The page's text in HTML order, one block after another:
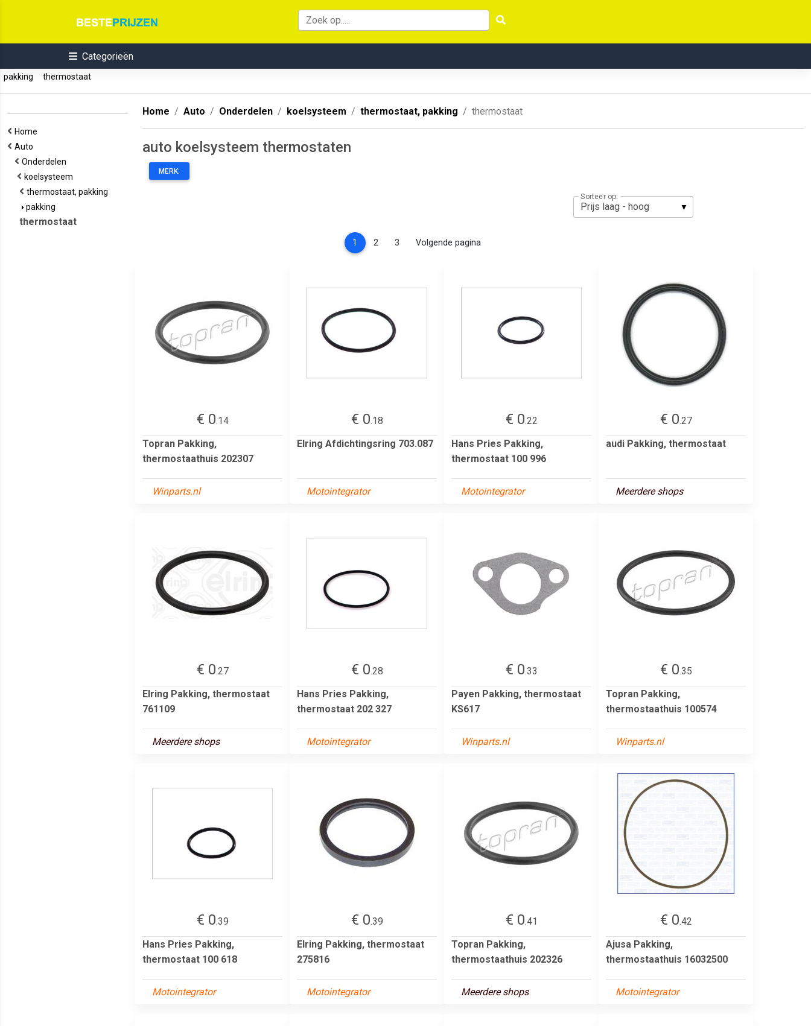
Categorieën
pakking thermostaat
Home
Auto
Onderdelen
koelsysteem
thermostaat, pakking
pakking
thermostaat
Home Auto Onderdelen koelsysteem thermostaat, pakking thermostaat
auto koelsysteem thermostaten
MERK:
Sorteer op:
1 (current)
2 3 Volgende pagina
€ 0.14
Topran Pakking,
thermostaathuis 202307
Winparts.nl
€ 0.18
Elring Afdichtingsring 703.087
Motointegrator
€ 0.22
Hans Pries Pakking,
thermostaat 100 996
Motointegrator
€ 0.27
audi Pakking, thermostaat
Meerdere shops
€ 0.27
Elring Pakking, thermostaat
761109
Meerdere shops
€ 0.28
Hans Pries Pakking,
thermostaat 202 327
Motointegrator
€ 0.33
Payen Pakking, thermostaat
KS617
Winparts.nl
€ 0.35
Topran Pakking,
thermostaathuis 100574
Winparts.nl
€ 0.39
Hans Pries Pakking,
thermostaat 100 618
Motointegrator
€ 0.39
Elring Pakking, thermostaat
275816
Motointegrator
€ 0.41
Topran Pakking,
thermostaathuis 202326
Meerdere shops
€ 0.42
Ajusa Pakking,
thermostaathuis 16032500
Motointegrator